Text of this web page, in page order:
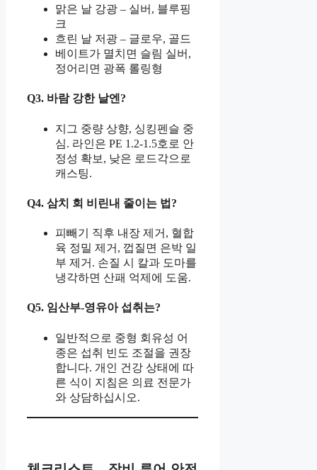
맑은 날 강광 – 실버, 블루핑
크
흐린 날 저광 – 글로우, 골드
베이트가 멸치면 슬림 실버,
정어리면 광폭 롤링형
Q3. 바람 강한 날엔?
지그 중량 상향, 싱킹펜슬 중
심. 라인은 PE 1.2-1.5호로 안
정성 확보, 낮은 로드각으로
캐스팅.
Q4. 삼치 회 비린내 줄이는 법?
피빼기 직후 내장 제거, 혈합
육 정밀 제거, 껍질면 은박 일
부 제거. 손질 시 칼과 도마를
냉각하면 산패 억제에 도움.
Q5. 임산부-영유아 섭취는?
일반적으로 중형 회유성 어
종은 섭취 빈도 조절을 권장
합니다. 개인 건강 상태에 따
른 식이 지침은 의료 전문가
와 상담하십시오.